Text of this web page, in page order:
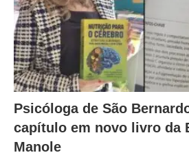
Psicóloga de São
capítulo em novo livro da
Manole